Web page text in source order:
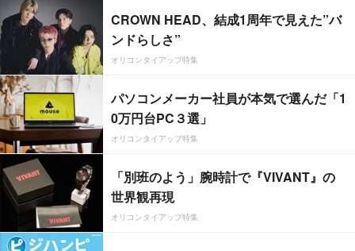
CROWN HEAD、結成1周年で見えた”バ
ンドらしさ”
オリコンタイアップ特集
パソコンメーカー社員が本気で選んだ「1
0万円台PC３選」
オリコンタイアップ特集
「別班のよう」腕時計で『VIVANT』の
世界観再現
オリコンタイアップ特集